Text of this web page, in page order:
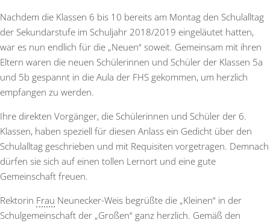
Nachdem die Klassen 6 bis 10 bereits am Montag den Schulalltag
der Sekundarstufe im Schuljahr 2018/2019 eingeläutet hatten,
war es nun endlich für die „Neuen“ soweit. Gemeinsam mit ihren
Eltern waren die neuen Schülerinnen und Schüler der Klassen 5a
und 5b gespannt in die Aula der FHS gekommen, um herzlich
empfangen zu werden.
Ihre direkten Vorgänger, die Schülerinnen und Schüler der 6.
Klassen, haben speziell für diesen Anlass ein Gedicht über den
Schulalltag geschrieben und mit Requisiten vorgetragen. Demnach
dürfen sie sich auf einen tollen Lernort und eine gute
Gemeinschaft freuen.
Rektorin Frau Neunecker-Weis begrüßte die „Kleinen“ in der
Schulgemeinschaft der „Großen“ ganz herzlich. Gemäß den